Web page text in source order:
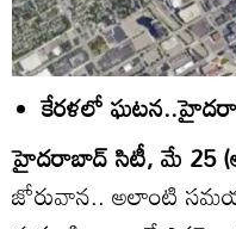
కేరళలో
హైదరాబాద్‌ సిటీ, మే 25
జోరువాన.. అలాంటి